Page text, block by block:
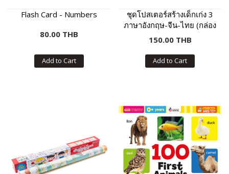
Flash Card - Numbers
80.00 THB
Add to Cart
ชุดโปสเตอร์สร้างเด็กเก่ง 3
ภาษาอังกฤษ-จีน-ไทย (กล่อง
น้ำเงิน)
150.00 THB
Add to Cart